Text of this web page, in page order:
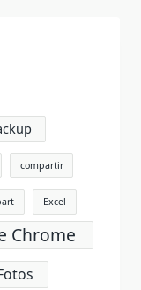
compartir
Excel
Chrome